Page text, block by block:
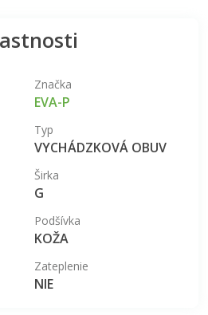
Značka
EVA-P
Typ
VYCHÁDZKOVÁ OBUV
Širka
G
Podšívka
KOŽA
Zateplenie
NIE